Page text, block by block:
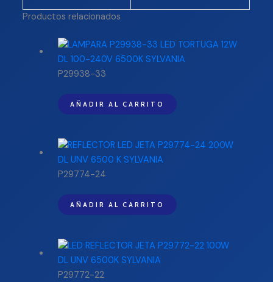
Productos relacionados
P29938-33
AÑADIR AL CARRITO
P29774-24
AÑADIR AL CARRITO
P29772-22